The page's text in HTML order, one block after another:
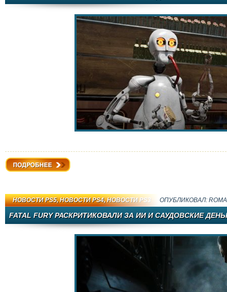
НОВОСТИ PS5,НОВОСТИ PS4,НОВОСТИ PS3 ОПУБЛИКОВАЛ:
FATAL FURY РАСКРИТИКОВАЛИ ЗА ИИ И САУДОВСКИЕ